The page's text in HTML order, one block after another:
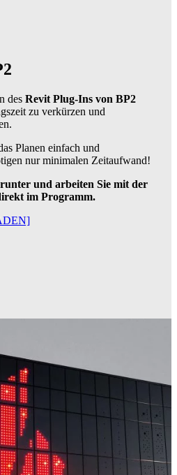
des Revit Plug-Ins von BP2
zu verkürzen und
Planen einfach und
nur minimalen Zeitaufwand!
und arbeiten Sie mit der
im Programm.